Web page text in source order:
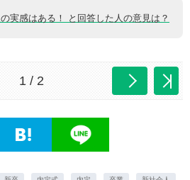
実感はある！ と回答した人の意見は？
1 / 2